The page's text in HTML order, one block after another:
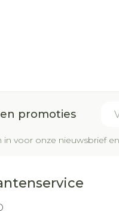
promoties
in voor onze nieuwsbrief